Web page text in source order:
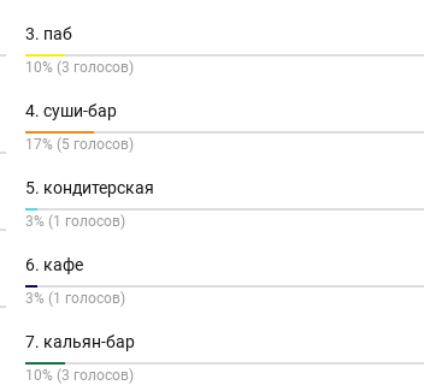
3. паб
10% (3 голосов)
4. суши-бар
17% (5 голосов)
5. кондитерская
3% (1 голосов)
6. кафе
3% (1 голосов)
7. кальян-бар
10% (3 голосов)